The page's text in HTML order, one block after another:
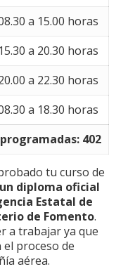
a 15.00 horas
15.30 a 20.30 horas
a 22.30 horas
a 18.30 horas
402
tu curso de
diploma oficial
Estatal de
de Fomento.
a trabajar ya que
proceso de
aérea.